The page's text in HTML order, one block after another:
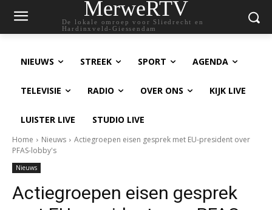
MerweRTV
De lokale omroep voor Sliedrecht en
Hardinxveld-Giessendam
NIEUWS STREEK SPORT AGENDA
TELEVISIE RADIO OVER ONS KIJK LIVE
LUISTER LIVE STUDIO LIVE
Home Nieuws
Actiegroepen eisen gesprek met EU-president over
PFAS-lobby's
Nieuws
Actiegroepen eisen gesprek